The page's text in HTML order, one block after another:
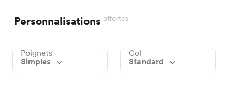
Personnalisations offertes
Poignets
Simples
Col
Standard